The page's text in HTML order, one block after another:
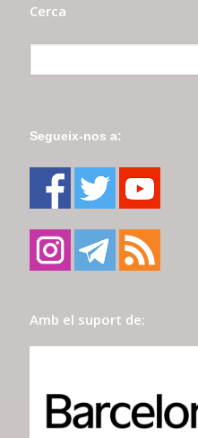
Cerca
Segueix-nos a:
Amb el suport de: